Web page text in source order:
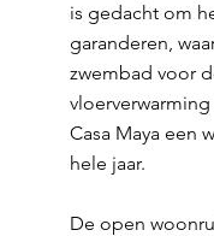
is gedacht om
garanderen,
zwembad voor
Casa Maya een
hele jaar.
De open